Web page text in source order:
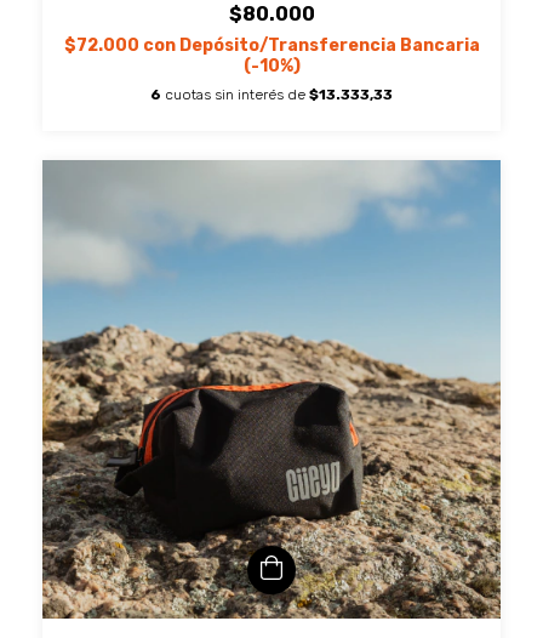
$80.000
$72.000 con Depósito/Transferencia Bancaria
(-10%)
6 cuotas sin interés de $13.333,33